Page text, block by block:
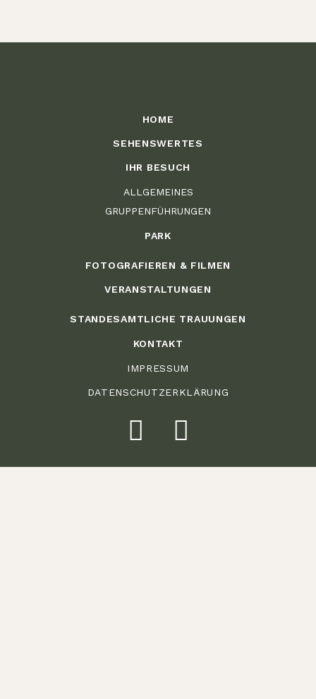
Siehe die Gallerie
HOME
SEHENSWERTES
IHR BESUCH
ALLGEMEINES
GRUPPENFÜHRUNGEN
PARK
FOTOGRAFIEREN & FILMEN
VERANSTALTUNGEN
STANDESAMTLICHE TRAUUNGEN
KONTAKT
IMPRESSUM
DATENSCHUTZERKLÄRUNG